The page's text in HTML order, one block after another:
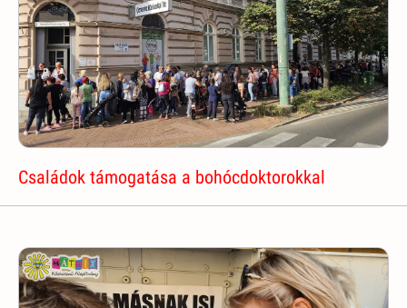
Családok támogatása a bohócdoktorokkal